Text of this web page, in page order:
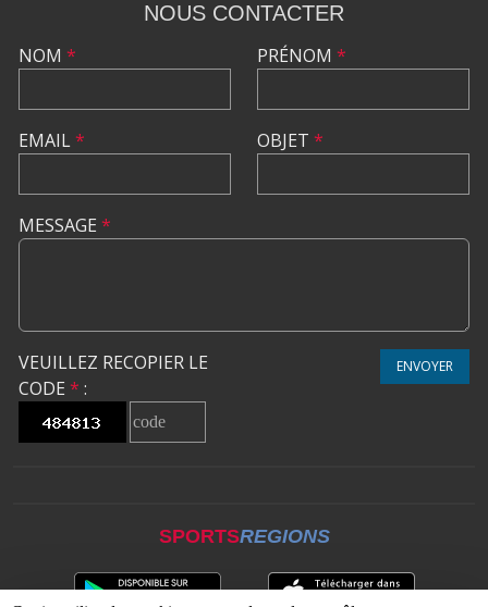
NOUS CONTACTER
NOM *
EMAIL*
PRÉNOM *
OBJET *
MESSAGE *
VEUILLEZ RECOPIER LE
CODE * :
ENVOYER
SPORTSREGIONS